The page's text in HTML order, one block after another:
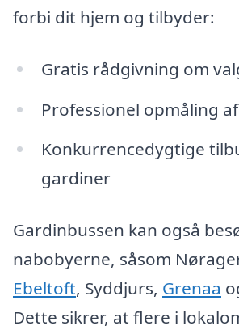
forbi dit hjem og tilbyder:
Gratis rådgivning om
Professionel opmåling
Konkurrencedygtige
gardiner
Gardinbussen kan også
nabobyerne, såsom
Ebeltoft, Syddjurs, Grenaa
Dette sikrer, at flere i